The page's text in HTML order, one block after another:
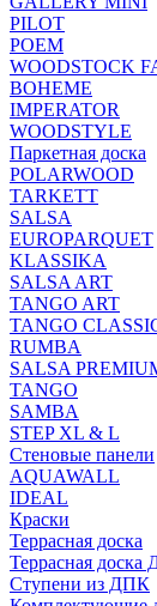
PILOT
POEM
WOODSTOCK
BOHEME
IMPERATOR
WOODSTYLE
Паркетная доска
POLARWOOD
TARKETT
SALSA
EUROPARQUET
KLASSIKA
SALSA ART
TANGO ART
TANGO
RUMBA
SALSA
TANGO
SAMBA
STEP XL & L
Стеновые панели
AQUAWALL
IDEAL
Краски
Террасная доска
Террасная
Ступени из ДПК